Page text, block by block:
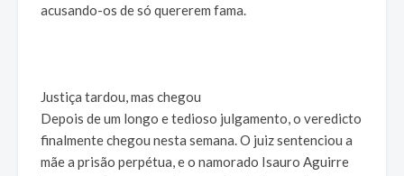
acusando-os de só quererem fama.
Justiça tardou, mas chegou
Depois de um longo e tedioso julgamento, o veredicto
finalmente chegou nesta semana. O juiz sentenciou a
mãe a prisão perpétua, e o namorado Isauro Aguirre